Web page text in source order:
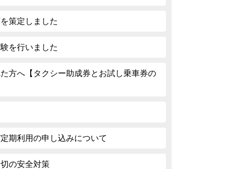
策定しました
を行いました
方へ【タクシー助成券とお試し乗車券の
期利用の申し込みについて
の安全対策